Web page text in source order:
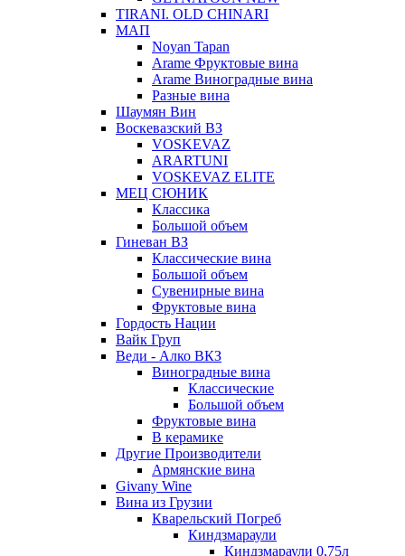
TIRANI. OLD CHINARI
МАП
Noyan Tapan
Arame Фруктовые вина
Arame Виноградные вина
Разные вина
Шаумян Вин
Воскевазский ВЗ
VOSKEVAZ
ARARTUNI
VOSKEVAZ ELITE
МЕЦ СЮНИК
Классика
Большой объем
Гиневан ВЗ
Классические вина
Большой объем
Сувенирные вина
Фруктовые вина
Гордость Нации
Вайк Груп
Веди - Алко ВКЗ
Виноградные вина
Классические
Большой объем
Фруктовые вина
В керамике
Другие Производители
Армянские вина
Givany Wine
Вина из Грузии
Кварельский Погреб
Киндзмараули
Киндзмараули 0,75л